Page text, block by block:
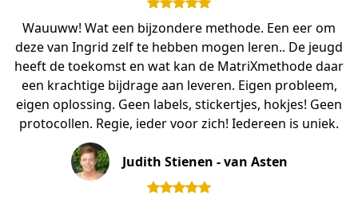
Wauuww! Wat een bijzondere methode. Een eer om
deze van Ingrid zelf te hebben mogen leren.. De jeugd
heeft de toekomst en wat kan de MatriXmethode daar
een krachtige bijdrage aan leveren. Eigen probleem,
eigen oplossing. Geen labels, stickertjes, hokjes! Geen
protocollen. Regie, ieder voor zich! Iedereen is uniek.
Judith Stienen - van Asten